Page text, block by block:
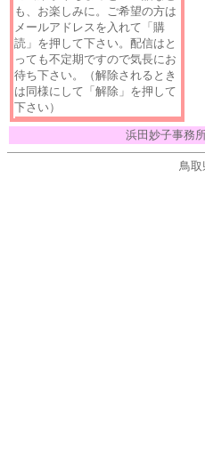
も、お楽しみに。ご希望の方は
メールアドレスを入れて「購
読」を押して下さい。配信はと
っても不定期ですので気長にお
待ち下さい。（解除されるとき
は同様にして「解除」を押して
下さい）
浜田妙子事務
鳥